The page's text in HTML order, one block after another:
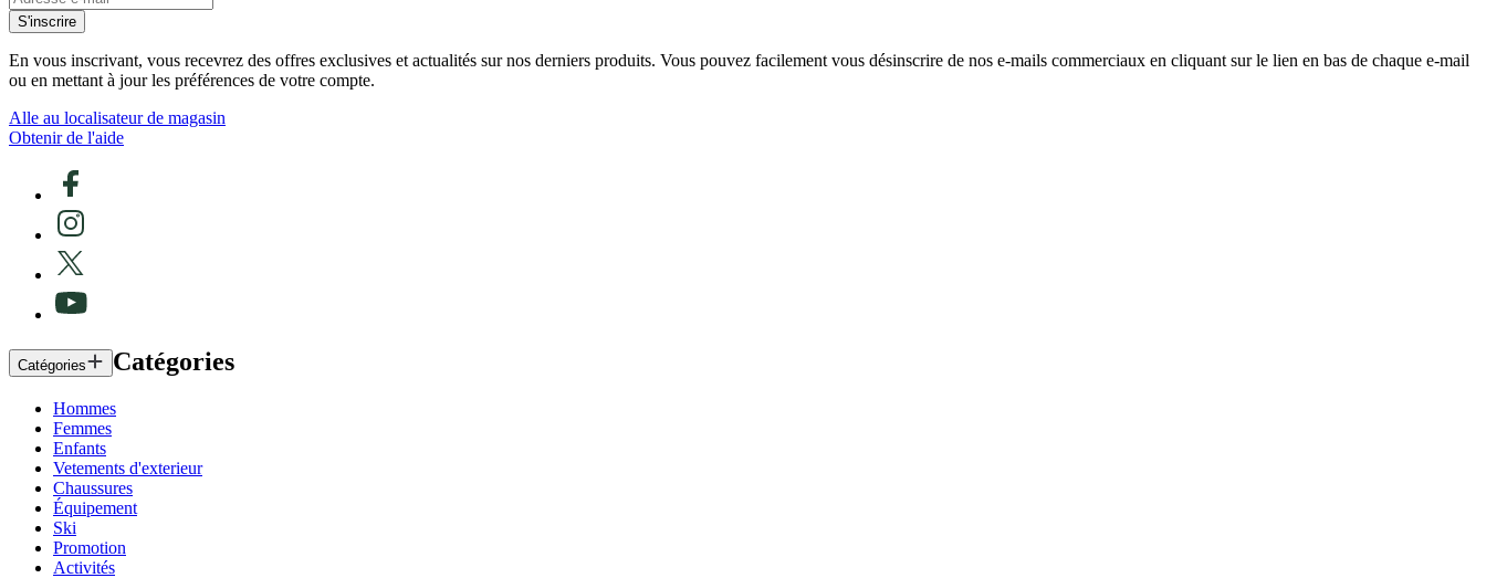
S'inscrire
En vous inscrivant, vous recevrez des offres exclusives et actualités sur nos derniers produits. Vous pouvez facilement vous désinscrire de nos e-mails commerciaux en cliquant sur le lien en bas de chaque e-mail
ou en mettant à jour les préférences de votre compte.
Alle au localisateur de magasin
Obtenir de l'aide
Catégories Catégories
Hommes
Femmes
Enfants
Vetements d'exterieur
Chaussures
Équipement
Ski
Promotion
Activités